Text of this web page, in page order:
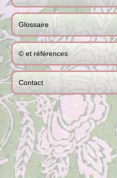
Glossaire
© et références
Contact